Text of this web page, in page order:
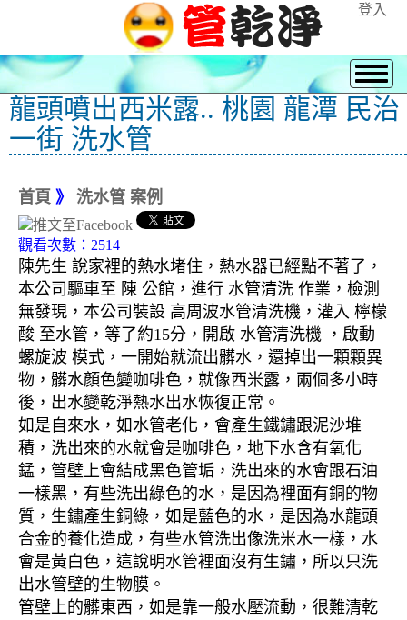
登入
龍頭噴出西米露.. 桃園 龍潭 民治
一街 洗水管
首頁 》 洗水管 案例
觀看次數：2514
陳先生 說家裡的熱水堵住，熱水器已經點不著了，
本公司驅車至 陳 公館，進行 水管清洗 作業，檢測
無發現，本公司裝設 高周波水管清洗機，灌入 檸檬
酸 至水管，等了約15分，開啟 水管清洗機 ，啟動
螺旋波 模式，一開始就流出髒水，還掉出一顆顆異
物，髒水顏色變咖啡色，就像西米露，兩個多小時
後，出水變乾淨熱水出水恢復正常。
如是自來水，如水管老化，會產生鐵鏽跟泥沙堆
積，洗出來的水就會是咖啡色，地下水含有氧化
錳，管壁上會結成黑色管垢，洗出來的水會跟石油
一樣黑，有些洗出綠色的水，是因為裡面有銅的物
質，生鏽產生銅綠，如是藍色的水，是因為水龍頭
合金的養化造成，有些水管洗出像洗米水一樣，水
會是黃白色，這說明水管裡面沒有生鏽，所以只洗
出水管壁的生物膜。
管壁上的髒東西，如是靠一般水壓流動，很難清乾